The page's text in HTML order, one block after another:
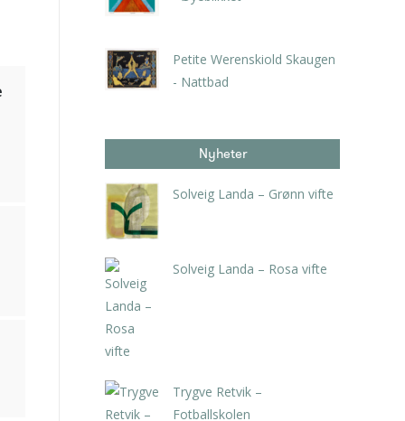
Petite Werenskiold Skaugen
- Nattbad
Nyheter
Solveig Landa – Grønn vifte
Solveig Landa – Rosa vifte
Trygve Retvik –
Fotballskolen